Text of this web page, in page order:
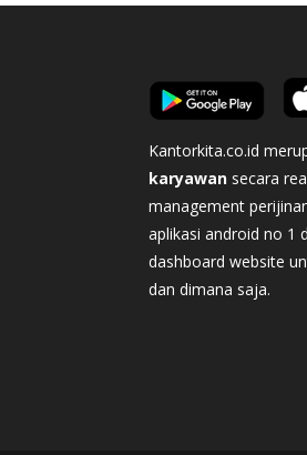
Kantorkita.co.id
karyawan secara
management
aplikasi android no 1
dashboard website
dan dimana saja.